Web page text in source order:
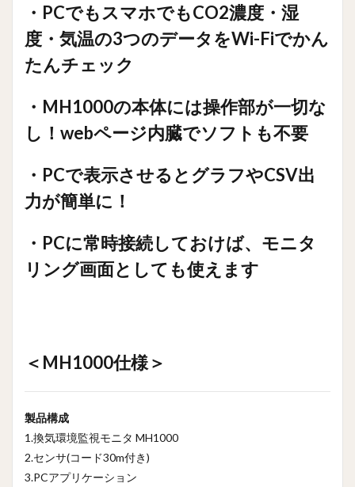
ても
ます
14
＜
グ
16
3密
お知らせ
セット
(MA1102-
ク
ク・換気
環境監視
モニタ
(MH1000)
のカタロ
・PCでもスマホでもCO2濃度・湿
度・気温の3つのデータをWi-Fiでかん
たんチェック
・MH1000の本体には操作部が一切な
し！webページ内臓でソフトも不要
・PCで表示させるとグラフやCSV出
力が簡単に！
・PCに常時接続しておけば、モニタ
リング画面としても使えます
＜MH1000仕様＞
製品構成
1.換気環境監視モニタ MH1000
2.センサ(コード30m付き)
3.PCアプリケーション